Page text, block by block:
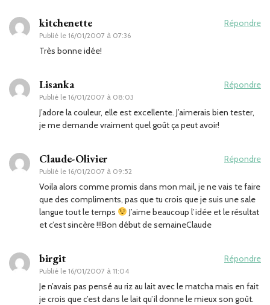
kitchenette
Publié le 16/01/2007 à 07:36
Répondre
Très bonne idée!
Lisanka
Publié le 16/01/2007 à 08:03
Répondre
J’adore la couleur, elle est excellente. J’aimerais bien tester,
je me demande vraiment quel goût ça peut avoir!
Claude-Olivier
Publié le 16/01/2007 à 09:52
Répondre
Voila alors comme promis dans mon mail, je ne vais te faire
que des compliments, pas que tu crois que je suis une sale
langue tout le temps
J’aime beaucoup l’idée et le résultat
et c’est sincère !!!Bon début de semaineClaude
birgit
Publié le 16/01/2007 à 11:04
Répondre
Je n’avais pas pensé au riz au lait avec le matcha mais en fait
je crois que c’est dans le lait qu’il donne le mieux son goût.